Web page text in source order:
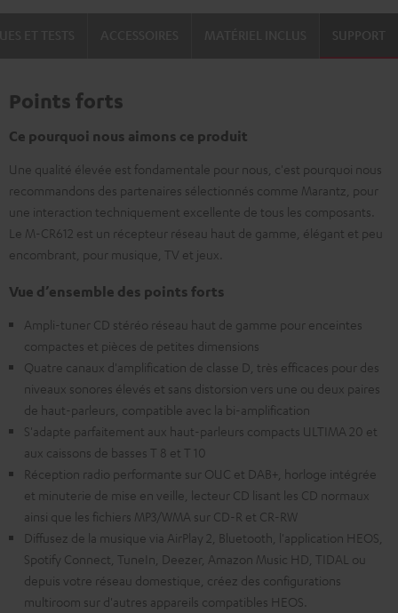
SUPPORT
Points forts
Ce pourquoi nous aimons ce produit
Une qualité élevée est fondamentale pour nous, c'est pourquoi nous
recommandons des partenaires sélectionnés comme Marantz, pour
une interaction techniquement excellente de tous les composants.
Le M-CR612 est un récepteur réseau haut de gamme, élégant et peu
encombrant, pour musique, TV et jeux.
Vue d’ensemble des points forts
Ampli-tuner CD stéréo réseau haut de gamme pour enceintes
compactes et pièces de petites dimensions
Quatre canaux d'amplification de classe D, très efficaces pour des
niveaux sonores élevés et sans distorsion vers une ou deux paires
de haut-parleurs, compatible avec la bi-amplification
S'adapte parfaitement aux haut-parleurs compacts ULTIMA 20 et
aux caissons de basses T 8 et T 10
Réception radio performante sur OUC et DAB+, horloge intégrée
et minuterie de mise en veille, lecteur CD lisant les CD normaux
ainsi que les fichiers MP3/WMA sur CD-R et CR-RW
Diffusez de la musique via AirPlay 2, Bluetooth, l'application HEOS,
Spotify Connect, TuneIn, Deezer, Amazon Music HD, TIDAL ou
depuis votre réseau domestique, créez des configurations
multiroom sur d'autres appareils compatibles HEOS.